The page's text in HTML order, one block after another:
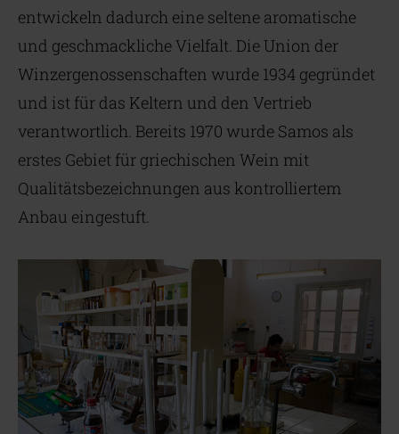
entwickeln dadurch eine seltene aromatische
und geschmackliche Vielfalt. Die Union der
Winzergenossenschaften wurde 1934 gegründet
und ist für das Keltern und den Vertrieb
verantwortlich. Bereits 1970 wurde Samos als
erstes Gebiet für griechischen Wein mit
Qualitätsbezeichnungen aus kontrolliertem
Anbau eingestuft.